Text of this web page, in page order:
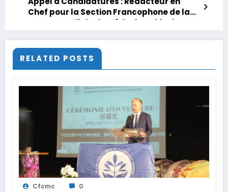
Chef pour la Section Francophone de la
Revue Mondiale de Médecine Chinoise
RELATED POSTS
Cfcmc 0